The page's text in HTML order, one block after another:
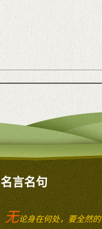
名言名句
无论身在何处，要全然的